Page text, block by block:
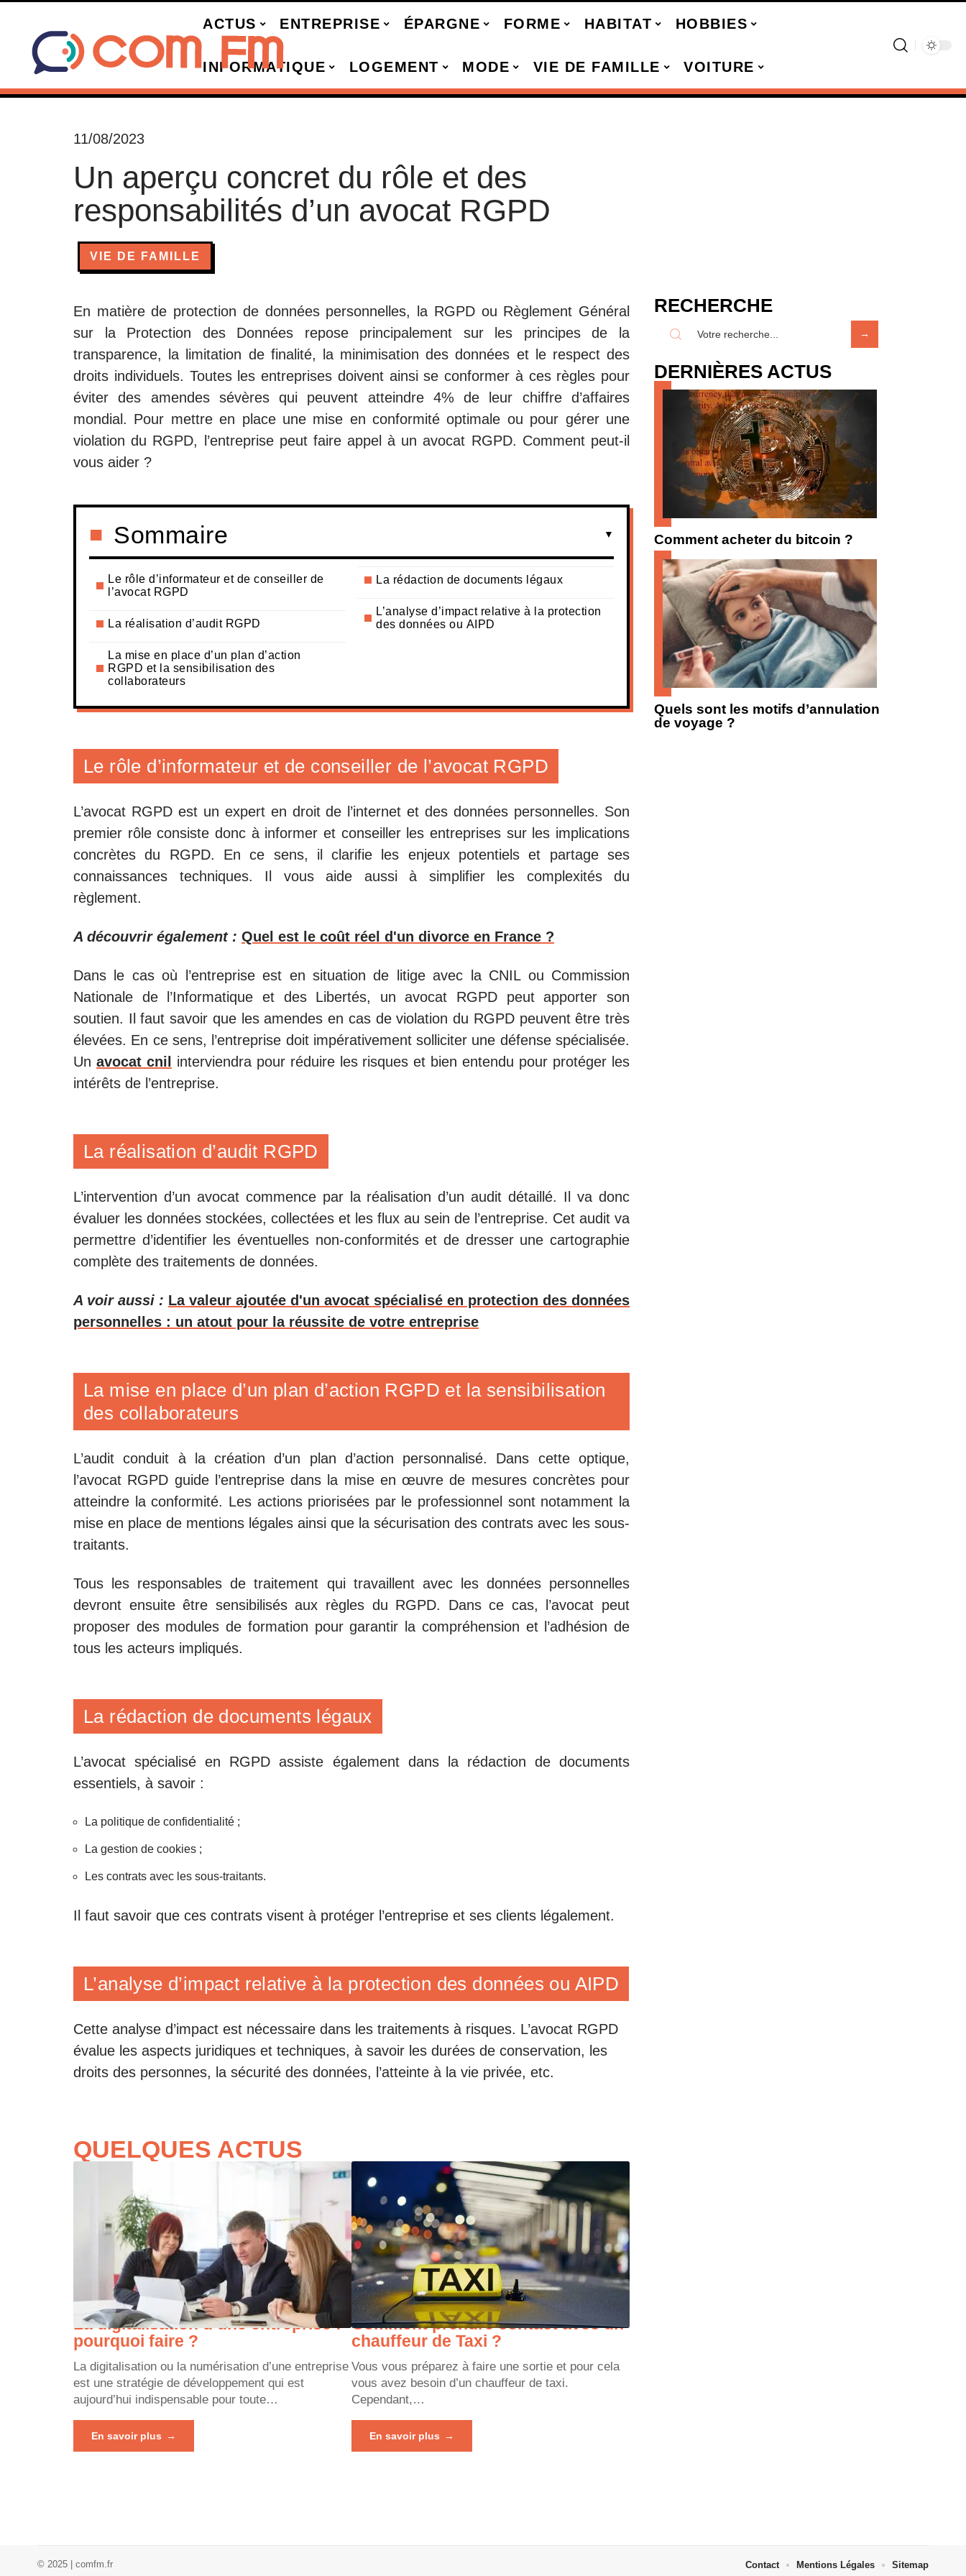
ACTUS ENTREPRISE ÉPARGNE FORME HABITAT HOBBIES
INFORMATIQUE LOGEMENT MODE VIE DE FAMILLE VOITURE
11/08/2023
Un aperçu concret du rôle et des
responsabilités d’un avocat RGPD
VIE DE FAMILLE
En matière de protection de données personnelles, la RGPD ou Règlement Général
sur la Protection des Données repose principalement sur les principes de la
transparence, la limitation de finalité, la minimisation des données et le respect des
droits individuels. Toutes les entreprises doivent ainsi se conformer à ces règles pour
éviter des amendes sévères qui peuvent atteindre 4% de leur chiffre d’affaires
mondial. Pour mettre en place une mise en conformité optimale ou pour gérer une
violation du RGPD, l’entreprise peut faire appel à un avocat RGPD. Comment peut-il
vous aider ?
Sommaire
Le rôle d’informateur et de conseiller de
l’avocat RGPD
La réalisation d’audit RGPD
La mise en place d’un plan d’action
RGPD et la sensibilisation des
collaborateurs
La rédaction de documents légaux
L’analyse d’impact relative à la protection
des données ou AIPD
Le rôle d’informateur et de conseiller de l’avocat RGPD
L’avocat RGPD est un expert en droit de l’internet et des données personnelles. Son
premier rôle consiste donc à informer et conseiller les entreprises sur les implications
concrètes du RGPD. En ce sens, il clarifie les enjeux potentiels et partage ses
connaissances techniques. Il vous aide aussi à simplifier les complexités du
règlement.
A découvrir également : Quel est le coût réel d'un divorce en France ?
Dans le cas où l’entreprise est en situation de litige avec la CNIL ou Commission
Nationale de l’Informatique et des Libertés, un avocat RGPD peut apporter son
soutien. Il faut savoir que les amendes en cas de violation du RGPD peuvent être très
élevées. En ce sens, l’entreprise doit impérativement solliciter une défense spécialisée.
Un avocat cnil
interviendra pour réduire les risques et bien entendu pour protéger les
intérêts de l’entreprise.
La réalisation d’audit RGPD
L’intervention d’un avocat commence par la réalisation d’un audit détaillé. Il va donc
évaluer les données stockées, collectées et les flux au sein de l’entreprise. Cet audit va
permettre d’identifier les éventuelles non-conformités et de dresser une cartographie
complète des traitements de données.
A voir aussi : La valeur ajoutée d'un avocat spécialisé en protection des données
personnelles : un atout pour la réussite de votre entreprise
La mise en place d’un plan d’action RGPD et la sensibilisation
des collaborateurs
L’audit conduit à la création d’un plan d’action personnalisé. Dans cette optique,
l’avocat RGPD guide l’entreprise dans la mise en œuvre de mesures concrètes pour
atteindre la conformité. Les actions priorisées par le professionnel sont notamment la
mise en place de mentions légales ainsi que la sécurisation des contrats avec les sous-
traitants.
Tous les responsables de traitement qui travaillent avec les données personnelles
devront ensuite être sensibilisés aux règles du RGPD. Dans ce cas, l’avocat peut
proposer des modules de formation pour garantir la compréhension et l’adhésion de
tous les acteurs impliqués.
La rédaction de documents légaux
L’avocat spécialisé en RGPD assiste également dans la rédaction de documents
essentiels, à savoir :
La politique de confidentialité ;
La gestion de cookies ;
Les contrats avec les sous-traitants.
Il faut savoir que ces contrats visent à protéger l’entreprise et ses clients légalement.
L’analyse d’impact relative à la protection des données ou AIPD
Cette analyse d’impact est nécessaire dans les traitements à risques. L’avocat RGPD
évalue les aspects juridiques et techniques, à savoir les durées de conservation, les
droits des personnes, la sécurité des données, l’atteinte à la vie privée, etc.
QUELQUES ACTUS
La digitalisation d’une entreprise :
pourquoi faire ?
La digitalisation ou la numérisation d’une entreprise
est une stratégie de développement qui est
aujourd’hui indispensable pour toute…
En savoir plus
Comment prendre contact avec un
chauffeur de Taxi ?
Vous vous préparez à faire une sortie et pour cela
vous avez besoin d’un chauffeur de taxi.
Cependant,…
En savoir plus
RECHERCHE
DERNIÈRES ACTUS
Comment acheter du bitcoin ?
Quels sont les motifs d’annulation
de voyage ?
© 2025 | comfm.fr Contact Mentions Légales Sitemap